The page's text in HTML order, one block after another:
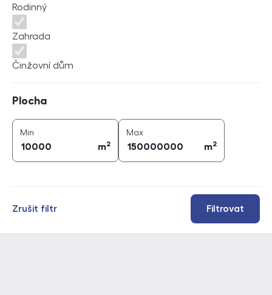
Rodinný
Zahrada
Činžovní dům
Plocha
Min
m2
Maxplocha (
m2
Filtrovat
Zrušit filtr